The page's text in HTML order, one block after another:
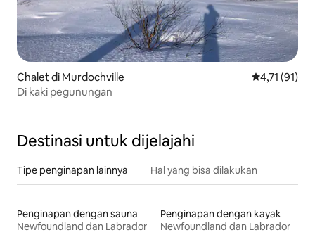
Chalet di Murdochville Nilai rata-
4,71 (91)
Di kaki pegunungan
Destinasi untuk dijelajahi
Tipe penginapan lainnya Hal yang bisa dilakukan
Penginapan dengan sauna
Newfoundland dan Labrador
Penginapan dengan kayak
Newfoundland dan Labrador